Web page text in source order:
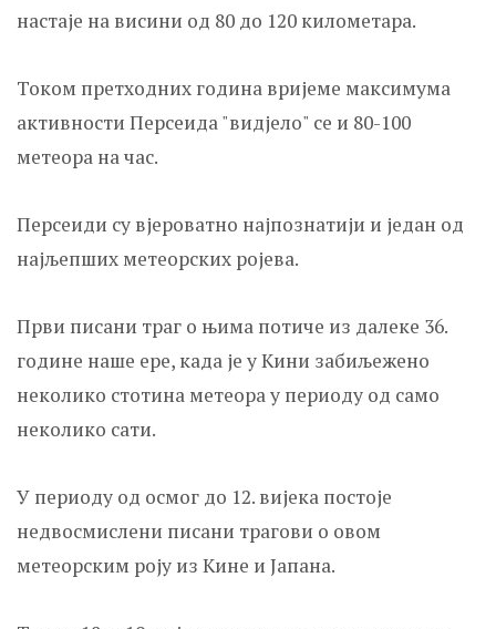
настаје на висини од 80 до 120 километара.
Током претходних година вријеме максимума
активности Персеида "видјело" се и 80-100
метеора на час.
Персеиди су вјероватно најпознатији и један од
најљепших метеорских ројева.
Први писани траг о њима потиче из далеке 36.
године наше ере, када је у Кини забиљежено
неколико стотина метеора у периоду од само
неколико сати.
У периоду од осмог до 12. вијека постоје
недвосмислени писани трагови о овом
метеорским роју из Кине и Јапана.